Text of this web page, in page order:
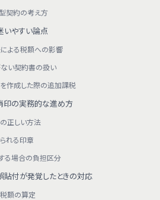
契約の考え方
いやすい論点
よる税額への影響
い契約書の扱い
作成した際の追加課税
印の実務的な進め方
正しい方法
れる印章
る場合の負担区分
付が発覚したときの対応
額の算定